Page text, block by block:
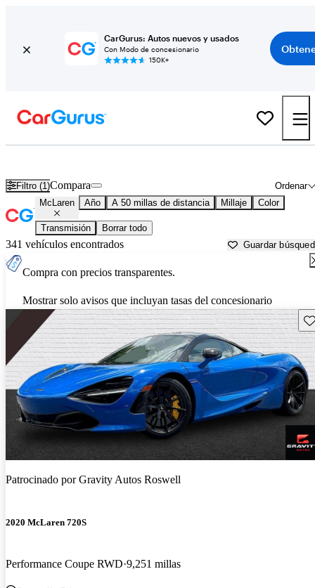
CarGurus: Autos nuevos y usados
Con Modo de concesionario
150K+
Filtro (1) Ordenar
Compara
McLaren Año A 50 millas de distancia Millaje Color
Transmisión Borrar todo
341 vehículos encontrados Guardar
Compra con precios transparentes.
Mostrar solo avisos que incluyan tasas del concesionario
Patrocinado porGravity Autos Roswell
2020 McLaren 720S
Performance Coupe RWD 9,251 millas